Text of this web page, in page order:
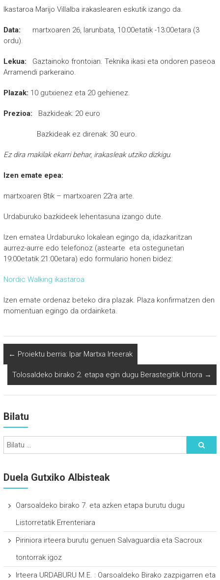
Ikastaroa Marijo Villalba irakaslearen eskutik izango da.
Data: martxoaren 26, larunbata, 10:00etatik -13:00etara (3
ordu).
Lekua: Gaztainoko frontoian. Teknika ikasi eta ondoren paseoa
Arramendi parkeraino.
Plazak: 10 gutxienez eta 20 gehienez.
Prezioa: Bazkideak: 20 euro
Bazkideak ez direnak: 30 euro.
Ez dira makilak ekarri behar, irakasleak utziko dizkigu.
Izen emate epea:
martxoaren 8tik – martxoaren 22ra arte.
Urdaburuko bazkideek lehentasuna izango dute.
Izen ematea Urdaburuko lokalean egingo da, idazkaritzan
aurrez-aurre edo telefonoz (astearte eta ostegunetan
19:00etatik 21:00etara) edo formulario honen bidez:
Nordic Walking ikastaroa
Izen emate ordenaz beteko dira plazak. Plaza konfirmatzen den
momentuan egingo da ordainketa.
← Proiektu berria: Ipar Martxa Irteerak
Tolosaldeko birako 2. etapa egin dugu Berastegitik Urtora →
Bilatu
Duela Gutxiko Albisteak
Oarsoaldeko birako 7. eta azken etapa burutu dugu
Listorretatik Errenteriara
Piriniora irteera burutu genuen Salvaguardia eta Sacroux
tontorrak igoz
Irteera URDABURU M.E. : Oarsoaldeko Birako zazpigarren eta